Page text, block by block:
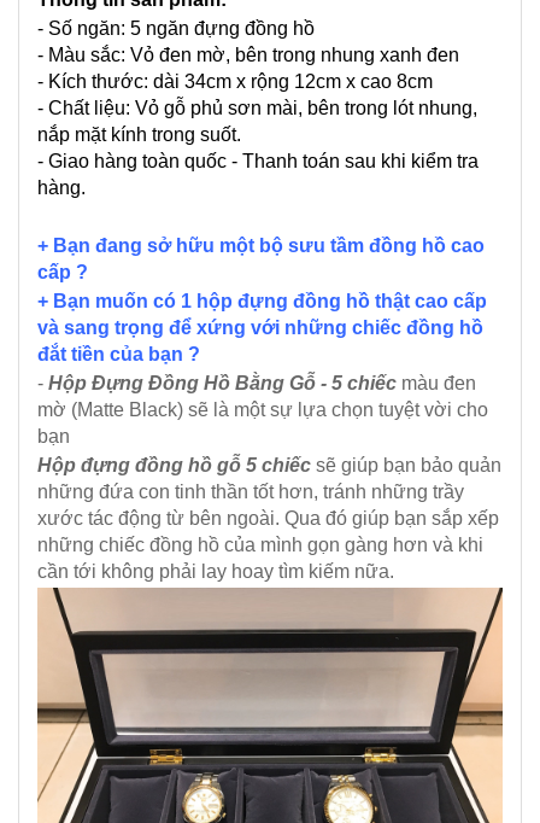
- Số ngăn: 5 ngăn đựng đồng hồ
- Màu sắc: Vỏ đen mờ, bên trong nhung xanh đen
- Kích thước: dài 34cm x rộng 12cm x cao 8cm
- Chất liệu: Vỏ gỗ phủ sơn mài, bên trong lót nhung,
nắp mặt kính trong suốt.
- Giao hàng toàn quốc - Thanh toán sau khi kiểm tra
hàng.
+ Bạn đang sở hữu một bộ sưu tầm đồng hồ cao
cấp ?
+ Bạn muốn có 1 hộp đựng đồng hồ thật cao cấp
và sang trọng để xứng với những chiếc đồng hồ
đắt tiền của bạn ?
- Hộp Đựng Đồng Hồ Bằng Gỗ - 5 chiếc màu đen
mờ (Matte Black) sẽ là một sự lựa chọn tuyệt vời cho
bạn
Hộp đựng đồng hồ gỗ 5 chiếc sẽ giúp bạn bảo quản
những đứa con tinh thần tốt hơn, tránh những trầy
xước tác động từ bên ngoài. Qua đó giúp bạn sắp xếp
những chiếc đồng hồ của mình gọn gàng hơn và khi
cần tới không phải lay hoay tìm kiếm nữa.